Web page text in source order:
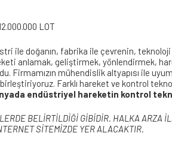
LOT
ile doğanın, fabrika ile çevrenin,
anlamak, geliştirmek, yönlendirmek,
Firmamızın mühendislik altyapısı ile
birleştiriyoruz. Farklı hareket ve kontrol
endüstriyel hareketin kontrol
BELİRTİLDİĞİ GİBİDİR. HALKA ARZA
SİTEMİZDE YER ALACAKTIR.